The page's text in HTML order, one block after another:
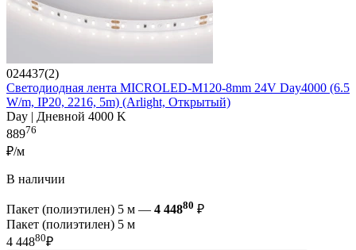
024437(2)
Светодиодная лента MICROLED-M120-8mm 24V Day4000 (6.5
W/m, IP20, 2216, 5m) (Arlight, Открытый)
Day | Дневной 4000 K
88976
₽/м
В наличии
Пакет (полиэтилен) 5 м — 4 44880 ₽
Пакет (полиэтилен) 5 м
4 44880₽